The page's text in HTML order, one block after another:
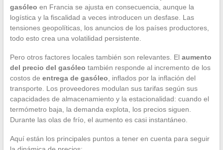
gasóleo en Francia se ajusta en consecuencia, aunque la
logística y la fiscalidad a veces introducen un desfase. Las
tensiones geopolíticas, los anuncios de los países productores,
todo esto crea una volatilidad persistente.
Pero otros factores locales también son relevantes. El aumento
del precio del gasóleo también responde al incremento de los
costos de entrega de gasóleo , inflados por la inflación del
transporte. Los proveedores modulan sus tarifas según sus
capacidades de almacenamiento y la estacionalidad: cuando el
termómetro baja, la demanda explota, los precios siguen.
Durante las olas de frío, el aumento es casi instantáneo.
Aquí están los principales puntos a tener en cuenta para seguir